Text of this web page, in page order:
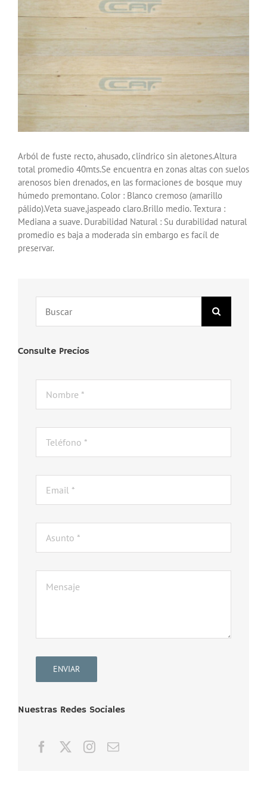
Arból de fuste recto, ahusado, clindrico sin aletones.Altura
total promedio 40mts.Se encuentra en zonas altas con suelos
arenosos bien drenados, en las formaciones de bosque muy
húmedo premontano. Color : Blanco cremoso (amarillo
pálido).Veta suave,jaspeado claro.Brillo medio. Textura :
Mediana a suave. Durabilidad Natural : Su durabilidad natural
promedio es baja a moderada sin embargo es facíl de
preservar.
for:
Consulte Precios
ENVIAR
Nuestras Redes Sociales